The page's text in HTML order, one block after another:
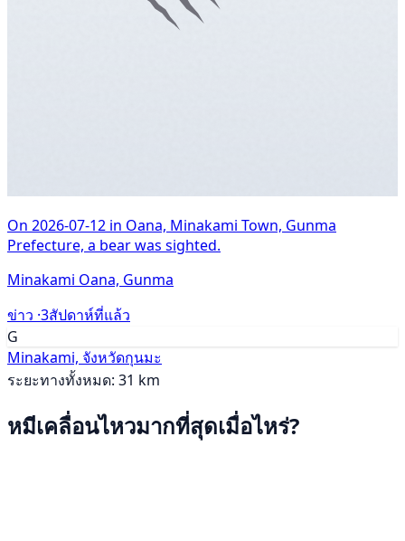
On 2026-07-12 in Oana, Minakami Town, Gunma
Prefecture, a bear was sighted.
Minakami Oana, Gunma
ข่าว ·3สัปดาห์ที่แล้ว
G
Minakami, จังหวัดกุนมะ
ระยะทางทั้งหมด: 31 km
หมีเคลื่อนไหวมากที่สุดเมื่อไหร่?